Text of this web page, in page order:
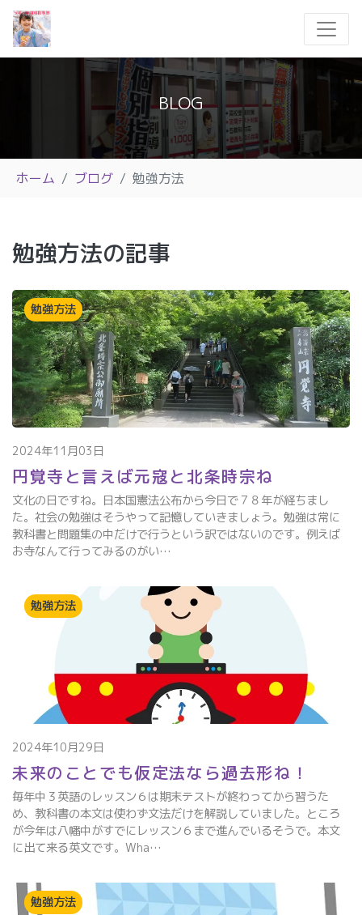
BLOG
ホーム ブログ 勉強方法
勉強方法の記事
勉強方法
2024年11月03日
円覚寺と言えば元寇と北条時宗ね
文化の日ですね。日本国憲法公布から今日で７８年が経ちまし
た。社会の勉強はそうやって記憶していきましょう。勉強は常に
教科書と問題集の中だけで行うという訳ではないのです。例えば
お寺なんて行ってみるのがい…
勉強方法
2024年10月29日
未来のことでも仮定法なら過去形ね！
毎年中３英語のレッスン６は期末テストが終わってから習うた
め、教科書の本文は使わず文法だけを解説していました。ところ
が今年は八幡中がすでにレッスン６まで進んでいるそうで。本文
に出て来る英文です。Wha…
勉強方法